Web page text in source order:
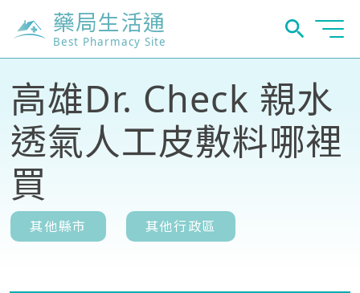
藥局生活通
Best Pharmacy Site
高雄Dr. Check 親水
透氣人工皮敷料哪裡
買
其他縣市 其他行政區